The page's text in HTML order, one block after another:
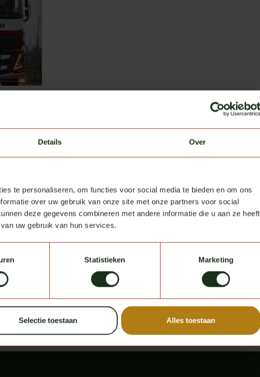
Details Over
te personaliseren, om functies voor social media te bieden en om ons
over uw gebruik van onze site met onze partners voor social
deze gegevens combineren met andere informatie die u aan ze heeft
uw gebruik van hun services.
Statistieken Marketing
Selectie toestaan Alles toestaan